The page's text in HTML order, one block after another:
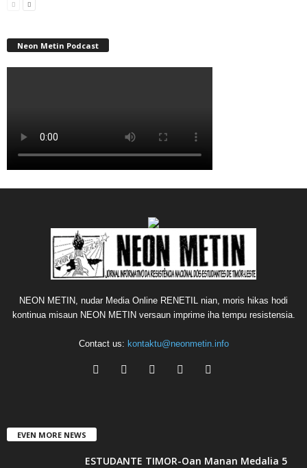
Neon Metin Podcast
NEON METIN, nudar Media Online RENETIL nian, moris hikas hodi
kontinua misaun NEON METIN versaun imprime iha tempu resistensia.
Contact us: kontaktu@neonmetin.info
EVEN MORE NEWS
ESTUDANTE TIMOR-Oan Manan Medalia 5